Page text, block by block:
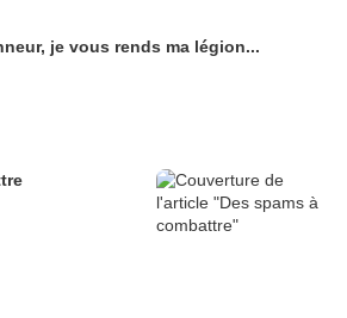
je vous rends ma légion...